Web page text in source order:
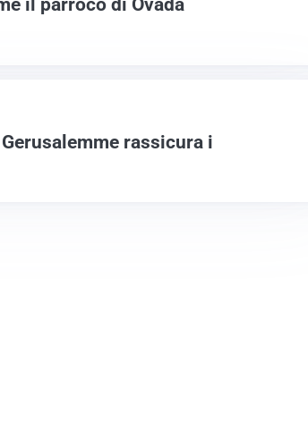
il parroco di Ovada
rassicura i